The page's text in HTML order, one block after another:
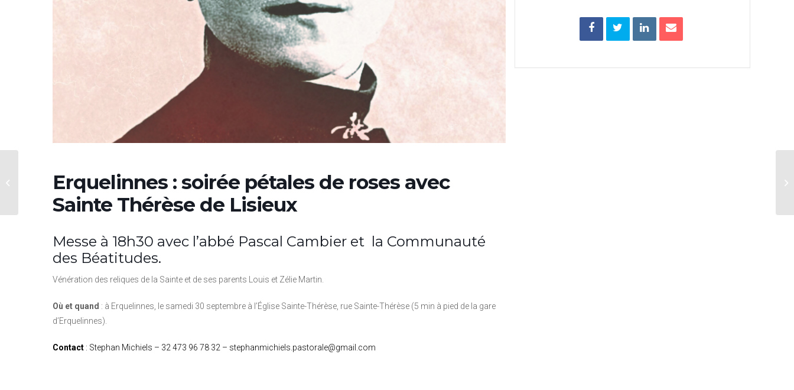
Erquelinnes : soirée pétales de roses avec
Sainte Thérèse de Lisieux
Messe à 18h30 avec l’abbé Pascal Cambier et la Communauté
des Béatitudes.
Vénération des reliques de la Sainte et de ses parents Louis et Zélie Martin.
Où et quand : à Erquelinnes, le samedi 30 septembre à l’Église Sainte-Thérèse, rue Sainte-Thérèse (5 min à pied de la gare
d’Erquelinnes).
Contact : Stephan Michiels – 32 473 96 78 32 – stephanmichiels.pastorale@gmail.com
histoire et splendeur à
travers les trésors de